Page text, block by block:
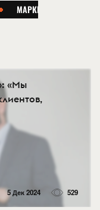
«Мы
5 Дек 2024 529